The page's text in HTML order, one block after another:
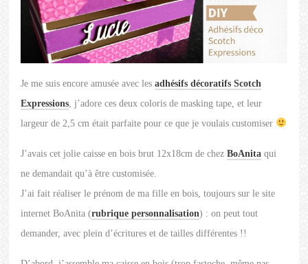
Je me suis encore amusée avec lesadhésifs décoratifs Scotch
Expressions , j’adore ces deux coloris de masking tape, et leur
largeur de 2,5 cm était parfaite pour ce que je voulais customiser
J’avais cet jolie caisse en bois brut 12x18cm de chezBoAnita qui
ne demandait qu’à être customisée.
J’ai fait réaliser le prénom de ma fille en bois, toujours sur le site
internet BoAnita (rubrique personnalisation) : on peut tout
demander, avec plein d’écritures et de tailles différentes !!